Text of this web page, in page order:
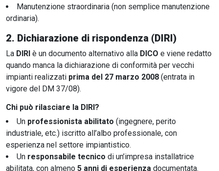
Manutenzione straordinaria (non semplice manutenzione
ordinaria).
2. Dichiarazione di rispondenza (DIRI)
La DIRI è un documento alternativo alla DICO e viene redatto
quando manca la dichiarazione di conformità per vecchi
impianti realizzati prima del 27 marzo 2008 (entrata in
vigore del DM 37/08).
Chi può rilasciare la DIRI?
Un professionista abilitato (ingegnere, perito
industriale, etc.) iscritto all’albo professionale, con
esperienza nel settore impiantistico.
Un responsabile tecnico di un’impresa installatrice
abilitata, con almeno 5 anni di esperienza documentata.